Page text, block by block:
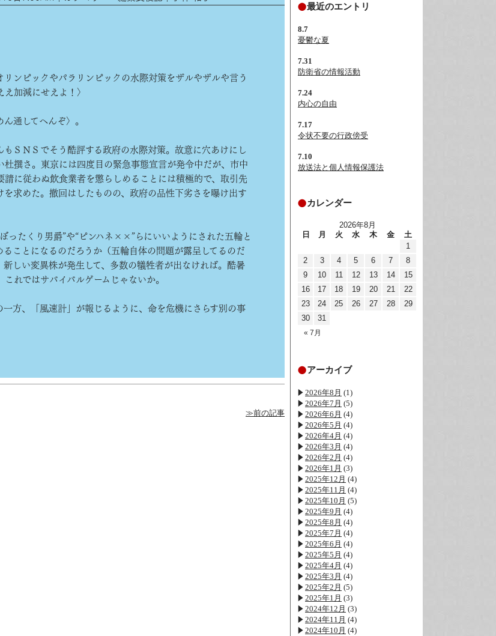
リンピックやパラリンピックの水際対策をザルやザルや言う
加減にせえよ！〉
ん通してへんぞ〉。
ＳＮＳでそう酷評する政府の水際対策。故意に穴あけにし
杜撰さ。東京には四度目の緊急事態宣言が発令中だが、市中
請に従わぬ飲食業者を懲らしめることには積極的で、取引先
を求めた。撤回はしたものの、政府の品性下劣さを曝け出す
ったくり男爵”や“ピンハネ××”らにいいようにされた五輪と
ることになるのだろうか（五輪自体の問題が露呈してるのだ
新しい変異株が発生して、多数の犠牲者が出なければ。酷暑
れではサバイバルゲームじゃないか。
方、「風速計」が報じるように、命を危機にさらす別の事
≫前の記事
最近のエントリ
8.7
憂鬱な夏
7.31
防衛省の情報活動
7.24
内心の自由
7.17
令状不要の行政傍受
7.10
放送法と個人情報保護法
カレンダー
2026年8月
日
月 火 水 木 金 土
« 7月
1
2
3 4 5 6 7
8
9
10 11 12 13 14
15
16
17 18 19 20 21
22
23
24 25 26 27 28
29
30
31
アーカイブ
2026年8月 (1)
2026年7月 (5)
2026年6月 (4)
2026年5月 (4)
2026年4月 (4)
2026年3月 (4)
2026年2月 (4)
2026年1月 (3)
2025年12月 (4)
2025年11月 (4)
2025年10月 (5)
2025年9月 (4)
2025年8月 (4)
2025年7月 (4)
2025年6月 (4)
2025年5月 (4)
2025年4月 (4)
2025年3月 (4)
2025年2月 (5)
2025年1月 (3)
2024年12月 (3)
2024年11月 (4)
2024年10月 (4)